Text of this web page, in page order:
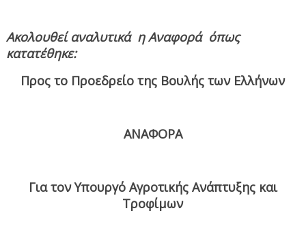
Ακολουθεί αναλυτικά η Αναφορά όπως
κατατέθηκε:
Προς το Προεδρείο της Βουλής των Ελλήνων
ΑΝΑΦΟΡΑ
Για τον Υπουργό Αγροτικής Ανάπτυξης και
Τροφίμων